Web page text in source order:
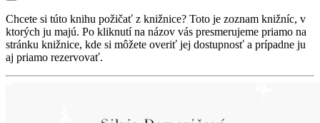
Chcete si túto knihu požičať z knižnice? Toto je zoznam knižníc, v
ktorých ju majú. Po kliknutí na názov vás presmerujeme priamo na
stránku knižnice, kde si môžete overiť jej dostupnosť a prípadne ju
aj priamo rezervovať.